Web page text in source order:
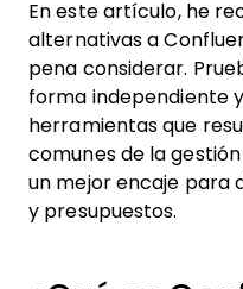
En este artículo, he
alternativas a
pena considerar.
forma independiente
herramientas que
comunes de la
un mejor encaje para
y presupuestos.